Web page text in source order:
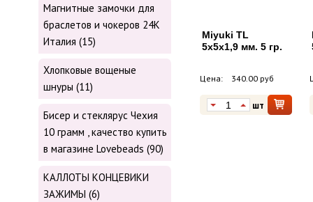
Магнитные замочки для
браслетов и чокеров 24К
Италия (15)
Хлопковые вощеные
шнуры (11)
Бисер и стеклярус Чехия
10 грамм , качество купить
в магазине Lovebeads (90)
КАЛЛОТЫ КОНЦЕВИКИ
ЗАЖИМЫ (6)
Miyuki TL
5х5х1,9 мм. 5 гр.
Цена: 340.00 руб
шт